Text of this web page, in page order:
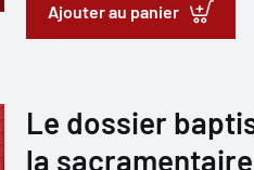
Ajouter au panier
Le dossier
la